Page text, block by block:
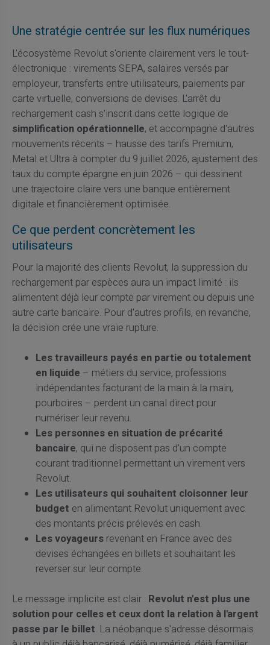
Une stratégie centrée sur les flux numériques
L'écosystème Revolut s'oriente clairement vers le tout-
électronique : virements SEPA, salaires versés par
employeur, transferts entre utilisateurs, paiements par
carte virtuelle, conversions de devises. L'arrêt du
rechargement cash s'inscrit dans cette logique de
simplification opérationnelle, et accompagne d'autres
mouvements récents – hausse des tarifs Premium,
Metal et Ultra à compter du 9 juillet 2026, ajustement des
taux du compte épargne en juin 2026 – qui dessinent
une trajectoire claire vers une banque entièrement
digitale et financièrement optimisée.
Ce que perdent concrètement les
utilisateurs
Pour la majorité des clients Revolut, la suppression du
rechargement par espèces aura un impact limité : ils
alimentent déjà leur compte par virement ou depuis une
autre carte bancaire. Pour d'autres profils, en revanche,
la décision crée une vraie rupture.
Les travailleurs payés en partie ou totalement
en liquide – métiers du service, professions
indépendantes facturant de la main à la main,
pourboires – perdent un canal direct pour
numériser leur revenu.
Les personnes en situation de précarité
bancaire, qui ne disposent pas d'un compte
courant traditionnel permettant un virement vers
Revolut.
Les utilisateurs qui souhaitent cloisonner leur
budget en alimentant Revolut uniquement avec
des montants précis prélevés en cash.
Les voyageurs revenant en France avec des
devises échangées en billets et souhaitant les
reverser sur leur compte.
Le message implicite est clair : Revolut n'est plus une
solution pour celles et ceux dont la relation à l'argent
passe par le billet. La néobanque s'adresse désormais